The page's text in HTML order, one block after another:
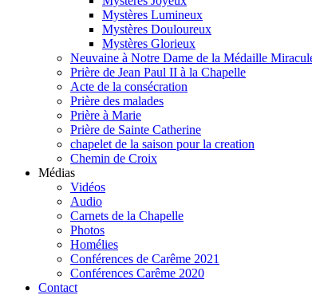
Mystères Lumineux
Mystères Douloureux
Mystères Glorieux
Neuvaine à Notre Dame de la Médaille
Prière de Jean Paul II à la Chapelle
Acte de la consécration
Prière des malades
Prière à Marie
Prière de Sainte Catherine
chapelet de la saison pour la creation
Chemin de Croix
Médias
Vidéos
Audio
Carnets de la Chapelle
Photos
Homélies
Conférences de Carême 2021
Conférences Carême 2020
Contact